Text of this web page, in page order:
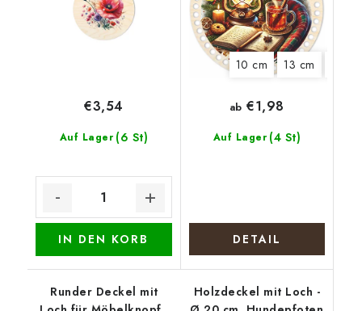
Auf Lager (6 St)
€3,54
IN DEN KORB
10 cm 13 cm
Auf Lager (4 St)
ab €1,98
DETAIL
Runder Deckel mit
Holzdeckel mit Loch -